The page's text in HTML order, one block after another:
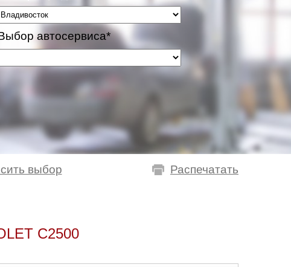
автосервиса*
Распечатать
выбор
C2500